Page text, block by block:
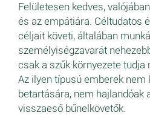
Felületesen kedves,
és az empátiára. Céltudatos
céljait követi, általában
személyiségzavarát
csak a szűk környezete tudja
Az ilyen típusú emberek nem
betartására, nem hajlandóak
visszaeső bűnelkövetők.